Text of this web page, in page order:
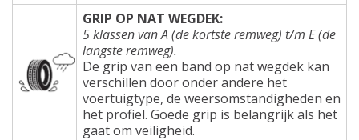
GRIP OP NAT WEGDEK:
5 klassen van A (de kortste remweg) t/m E (de
langste remweg).
De grip van een band op nat wegdek kan
verschillen door onder andere het
voertuigtype, de weersomstandigheden en
het profiel. Goede grip is belangrijk als het
gaat om veiligheid.